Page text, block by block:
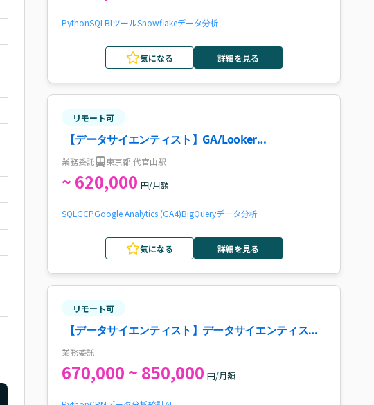
PythonSQL BIツールSnowflakeデータ分析
気になる 詳細を見る
リモート可
【データサイエンティスト】GA/Looker
Studio/BigQuery/SQLでの分析・提案案件
業務委託 東京都 代官山駅
~ 620,000 円/月額
SQL GCPGoogle Analytics (GA4)BigQueryデータ分析
気になる 詳細を見る
リモート可
【データサイエンティスト】データサイエンティスト
案件
業務委託
670,000 ~ 850,000 円/月額